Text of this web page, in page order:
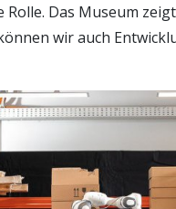
Das Museum
wir auch